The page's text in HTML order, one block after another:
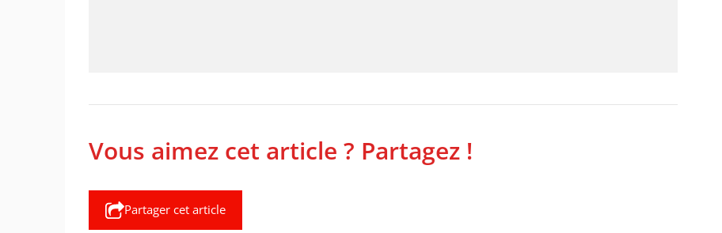
Vous aimez cet article ? Partagez !
Partager cet article